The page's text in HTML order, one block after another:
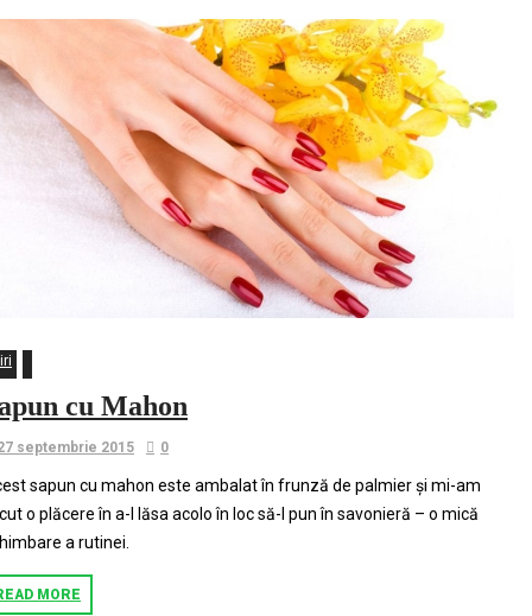
cu Mahon
septembrie 2015 0
sapun cu mahon este ambalat în frunză de palmier și mi-am
o plăcere în a-l lăsa acolo în loc să-l pun în savonieră – o mică
a rutinei.
MORE